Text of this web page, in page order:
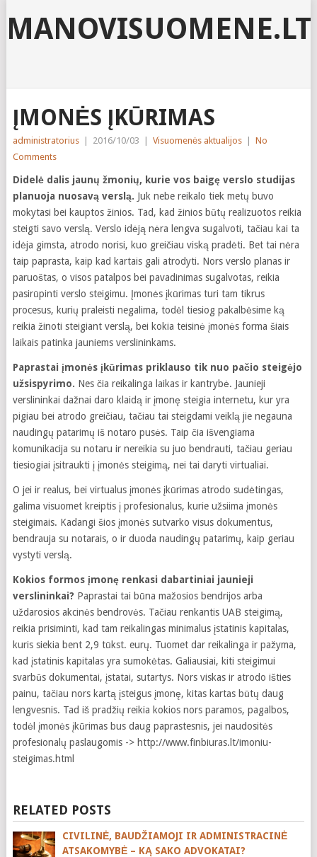
MANOVISUOMENE.LT
ĮMONĖS ĮKŪRIMAS
administratorius 2016/10/03 Visuomenės aktualijos
No
Comments
Didelė dalis jaunų žmonių, kurie vos baigę verslo studijas
planuoja nuosavą verslą. Juk nebe reikalo tiek metų buvo
mokytasi bei kauptos žinios. Tad, kad žinios būtų realizuotos reikia
steigti savo verslą. Verslo idėją nėra lengva sugalvoti, tačiau kai ta
idėja gimsta, atrodo norisi, kuo greičiau viską pradėti. Bet tai nėra
taip paprasta, kaip kad kartais gali atrodyti. Nors verslo planas ir
paruoštas, o visos patalpos bei pavadinimas sugalvotas, reikia
pasirūpinti verslo steigimu. Įmonės įkūrimas turi tam tikrus
procesus, kurių praleisti negalima, todėl tiesiog pakalbėsime ką
reikia žinoti steigiant verslą, bei kokia teisinė įmonės forma šiais
laikais patinka jauniems verslininkams.
Paprastai įmonės įkūrimas priklauso tik nuo pačio steigėjo
užsispyrimo. Nes čia reikalinga laikas ir kantrybė. Jaunieji
verslininkai dažnai daro klaidą ir įmonę steigia internetu, kur yra
pigiau bei atrodo greičiau, tačiau tai steigdami veiklą jie negauna
naudingų patarimų iš notaro pusės. Taip čia išvengiama
komunikacija su notaru ir nereikia su juo bendrauti, tačiau geriau
tiesiogiai įsitraukti į įmonės steigimą, nei tai daryti virtualiai.
O jei ir realus, bei virtualus įmonės įkūrimas atrodo sudėtingas,
galima visuomet kreiptis į profesionalus, kurie užsiima įmonės
steigimais. Kadangi šios įmonės sutvarko visus dokumentus,
bendrauja su notarais, o ir duoda naudingų patarimų, kaip geriau
vystyti verslą.
Kokios formos įmonę renkasi dabartiniai jaunieji
verslininkai? Paprastai tai būna mažosios bendrijos arba
uždarosios akcinės bendrovės. Tačiau renkantis UAB steigimą,
reikia prisiminti, kad tam reikalingas minimalus įstatinis kapitalas,
kuris siekia bent 2,9 tūkst. eurų. Tuomet dar reikalinga ir pažyma,
kad įstatinis kapitalas yra sumokėtas. Galiausiai, kiti steigimui
svarbūs dokumentai, įstatai, sutartys. Nors viskas ir atrodo išties
painu, tačiau nors kartą įsteigus įmonę, kitas kartas būtų daug
lengvesnis. Tad iš pradžių reikia kokios nors paramos, pagalbos,
todėl įmonės įkūrimas bus daug paprastesnis, jei naudositės
profesionalų paslaugomis -> http://www.finbiuras.lt/imoniu-
steigimas.html
RELATED POSTS
CIVILINĖ, BAUDŽIAMOJI IR ADMINISTRACINĖ
ATSAKOMYBĖ – KĄ SAKO ADVOKATAI?